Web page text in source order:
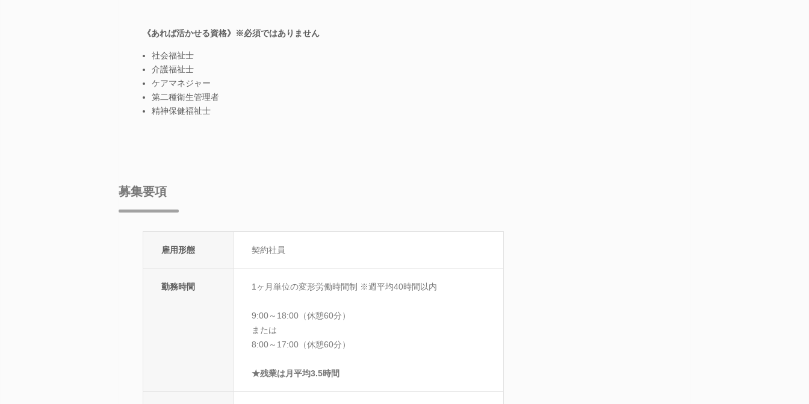
《あれば活かせる資格》※必須ではありません
社会福祉士
介護福祉士
ケアマネジャー
第二種衛生管理者
精神保健福祉士
募集要項
雇用形態 契約社員
勤務時間 1ヶ月単位の変形労働時間制 ※週平均40時間以内
9:00～18:00（休憩60分）
または
8:00～17:00（休憩60分）
★残業は月平均3.5時間